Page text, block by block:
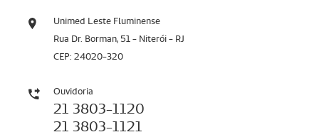
Unimed Leste Fluminense
Rua Dr. Borman, 51 - Niterói - RJ
CEP: 24020-320
Ouvidoria
21 3803-1120
21 3803-1121